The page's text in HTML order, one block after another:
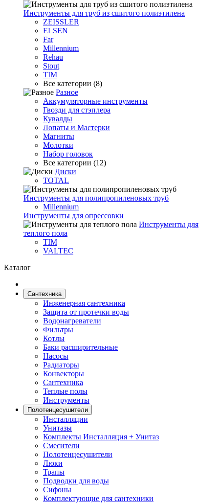
Инструменты для труб из сшитого полиэтилена
ZEISSLER
ELSEN
Far
Millennium
Rehau
Stout
TIM
Все категории (8)
Разное
Аккумуляторные инструменты
Гвозди для стэплера
Кувалды
Лопаты и Мастерки
Магниты
Молотки
Набор головок
Все категории (12)
Диски
TOTAL
Инструменты для полипропиленовых труб
Millennium
Инструменты для опрессовки
Инструменты для
теплого пола
TIM
VALTEC
Каталог
Сантехника
Инженерная сантехника
Защита от протечки воды
Водонагреватели
Фильтры
Котлы
Баки расширительные
Насосы
Радиаторы
Конвекторы
Сантехника
Теплые полы
Инструменты
Полотенцесушители
Инсталляции
Унитазы
Комплекты Инсталляция + Унитаз
Смесители
Полотенцесушители
Люки
Трапы
Подводки для воды
Сифоны
Комплектующие для сантехники